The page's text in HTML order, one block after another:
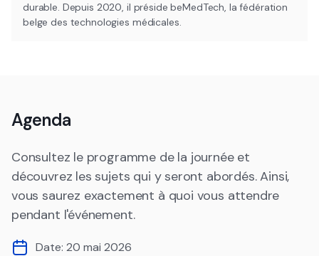
durable. Depuis 2020, il préside beMedTech, la fédération
belge des technologies médicales.
Agenda
Consultez le programme de la journée et
découvrez les sujets qui y seront abordés. Ainsi,
vous saurez exactement à quoi vous attendre
pendant l'événement.
Date:20 mai 2026